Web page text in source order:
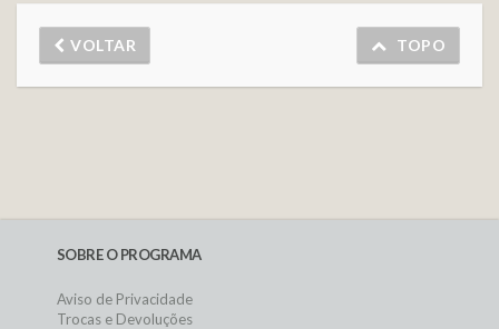
VOLTAR TOPO
SOBRE O PROGRAMA
Aviso de Privacidade
Trocas e Devoluções